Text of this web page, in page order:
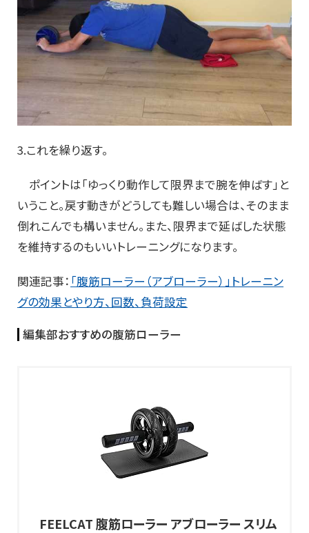
3.これを繰り返す。
ポイントは「ゆっくり動作して限界まで腕を伸ばす」と
いうこと。戻す動きがどうしても難しい場合は、そのまま
倒れこんでも構いません。また、限界まで延ばした状態
を維持するのもいいトレーニングになります。
関連記事： 「腹筋ローラー（アブローラー）」トレーニン
グの効果とやり方、回数、負荷設定
編集部おすすめの腹筋ローラー
FEELCAT 腹筋ローラー アブローラー スリム